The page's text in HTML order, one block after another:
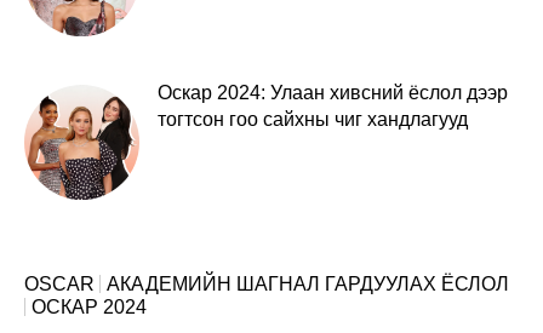
Оскар 2024: Улаан хивсний ёслол дээр
тогтсон гоо сайхны чиг хандлагууд
OSCAR
АКАДЕМИЙН ШАГНАЛ ГАРДУУЛАХ ЁСЛОЛ
ОСКАР 2024